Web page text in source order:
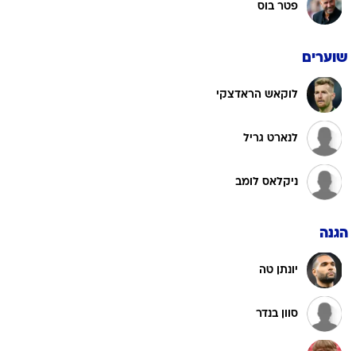
פטר בוס
שוערים
לוקאש הראדצקי
לנארט גריל
ניקלאס לומב
הגנה
יונתן טה
סוון בנדר